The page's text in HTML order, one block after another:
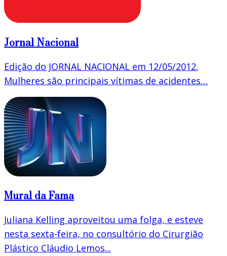
Jornal Nacional
Edição do JORNAL NACIONAL em 12/05/2012.
Mulheres são principais vítimas de acidentes…
Mural da Fama
Juliana Kelling aproveitou uma folga, e esteve
nesta sexta-feira, no consultório do Cirurgião
Plástico Cláudio Lemos...